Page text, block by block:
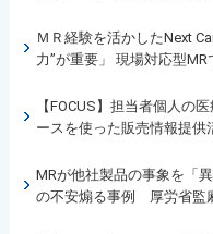
ＭＲ経験を活かしたNext
力”が重要」 現場対応型MR
【FOCUS】担当者個人の
ースを使った販売情報提供
MRが他社製品の事象を「
の不安煽る事例 厚労省監